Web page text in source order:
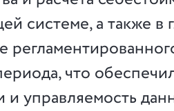
системе, а также в
что
и управляемость